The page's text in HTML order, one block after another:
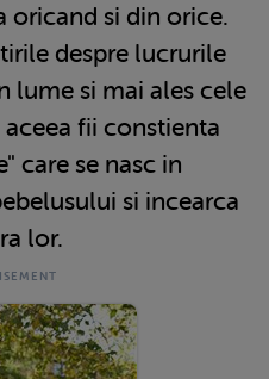
oricand si din orice.
despre lucrurile
lume si mai ales cele
fii constienta
care se nasc in
si incearca
lor.